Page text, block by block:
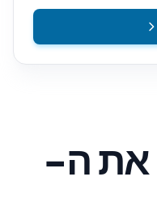
צריך לתרגם את ה-